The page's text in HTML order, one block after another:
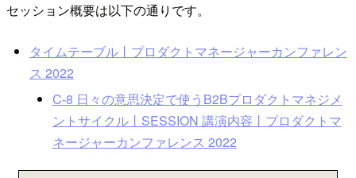
セッション概要は以下の通りです。
タイムテーブル丨プロダクトマネージャーカンファレン
ス 2022
C-8 日々の意思決定で使うB2Bプロダクトマネジメ
ントサイクル丨SESSION 講演内容丨プロダクトマ
ネージャーカンファレンス 2022